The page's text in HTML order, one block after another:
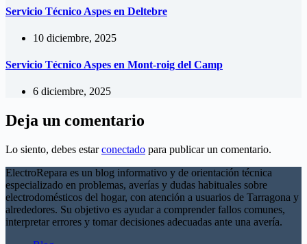
Servicio Técnico Aspes en Deltebre
10 diciembre, 2025
Servicio Técnico Aspes en Mont-roig del Camp
6 diciembre, 2025
Deja un comentario
Lo siento, debes estarconectado para publicar un comentario.
ElectroRepara es un blog informativo y de orientación técnica
especializado en problemas, averías y dudas habituales sobre
electrodomésticos del hogar, con atención a usuarios de Tarragona y
alrededores. Su objetivo es ayudar a comprender fallos comunes,
interpretar errores y tomar decisiones adecuadas ante una avería.